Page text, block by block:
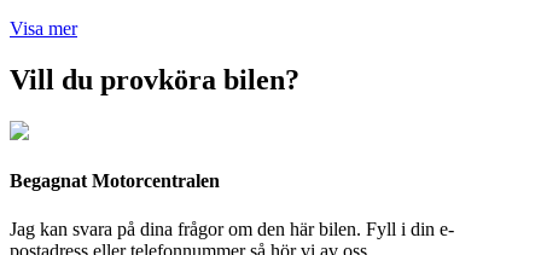
Visa mer
Vill du provköra bilen?
Begagnat Motorcentralen
Jag kan svara på dina frågor om den här bilen. Fyll i din e-
postadress eller telefonnummer så hör vi av oss.